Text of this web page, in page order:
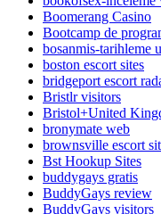
Boomerang Casino
Bootcamp de
bosanmis-tarihleme
boston escort sites
bridgeport escort
Bristlr visitors
Bristol+United
bronymate web
brownsville escort
Bst Hookup Sites
buddygays gratis
BuddyGays review
BuddyGays visitors